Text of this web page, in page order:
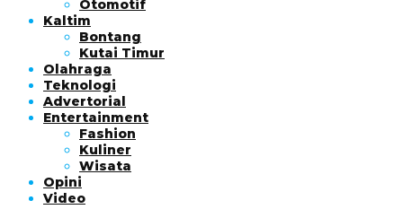
Otomotif
Kaltim
Bontang
Kutai Timur
Olahraga
Teknologi
Advertorial
Entertainment
Fashion
Kuliner
Wisata
Opini
Video